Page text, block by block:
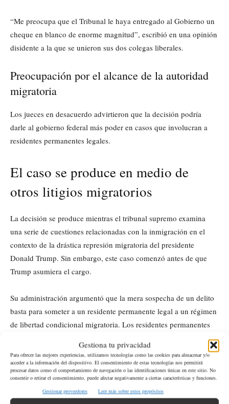
Gestiona tu privacidad
Para ofrecer las mejores experiencias, utilizamos tecnologías como las cookies para almacenar y/o
acceder a la información del dispositivo. El consentimiento de estas tecnologías nos permitirá
procesar datos como el comportamiento de navegación o las identificaciones únicas en este sitio. No
consentir o retirar el consentimiento, puede afectar negativamente a ciertas características y funciones.
Gestionar proveedores
Leer más sobre estos propósitos
“Me preocupa que el Tribunal le haya entregado al Gobierno un
cheque en blanco de enorme magnitud”, escribió en una opinión
disidente a la que se unieron sus dos colegas liberales.
Preocupación por el alcance de la autoridad
migratoria
Los jueces en desacuerdo advirtieron que la decisión podría
darle al gobierno federal más poder en casos que involucran a
residentes permanentes legales.
El caso se produce en medio de
otros litigios migratorios
La decisión se produce mientras el tribunal supremo examina
una serie de cuestiones relacionadas con la inmigración en el
contexto de la drástica represión migratoria del presidente
Donald Trump. Sin embargo, este caso comenzó antes de que
Trump asumiera el cargo.
Su administración argumentó que la mera sospecha de un delito
basta para someter a un residente permanente legal a un régimen
de libertad condicional migratoria. Los residentes permanentes
Los fiscales federales instalaron al tribunal para adoptar una
interpretación amplia de la autoridad ejecutiva en materia de
inmigración.